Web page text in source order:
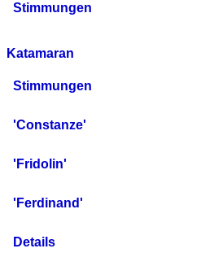
Stimmungen
Katamaran
Stimmungen
'Constanze'
'Fridolin'
'Ferdinand'
Details